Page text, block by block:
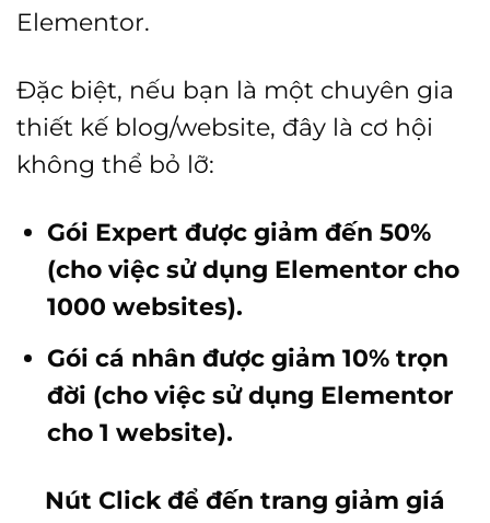
Elementor.
Đặc biệt, nếu bạn là một chuyên gia
thiết kế blog/website, đây là cơ hội
không thể bỏ lỡ:
Gói Expert được giảm đến 50%
(cho việc sử dụng Elementor cho
1000 websites).
Gói cá nhân được giảm 10% trọn
đời (cho việc sử dụng Elementor
cho 1 website).
Nút Click để đến trang giảm giá